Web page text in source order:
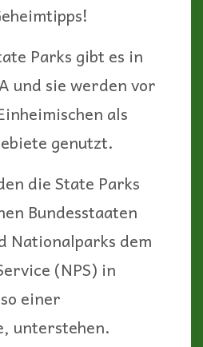
Parks gibt es in
und sie werden vor
als
genutzt.
die State Parks
Bundesstaaten
Nationalparks dem
(NPS) in
einer
unterstehen.